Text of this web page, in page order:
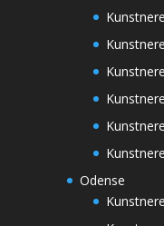
Odense